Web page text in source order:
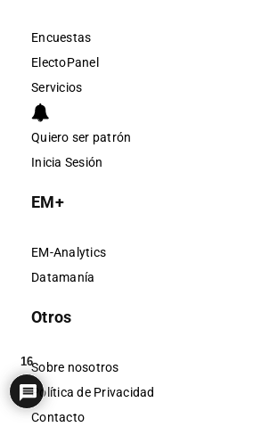
Encuestas
ElectoPanel
Servicios
Quiero ser patrón
Inicia Sesión
EM+
EM-Analytics
Datamanía
Otros
Sobre nosotros
Política de Privacidad
Contacto
16